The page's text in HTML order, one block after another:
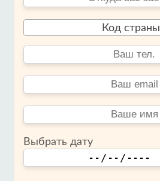
Код страны
Выбрать дату